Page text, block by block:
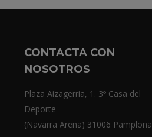
CONTACTA CON
NOSOTROS
Plaza Aizagerria, 1. 3º Casa del
Deporte
(Navarra Arena) 31006 Pamplona